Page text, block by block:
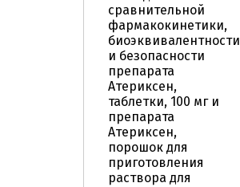
сравнительной
фармакокинетики,
биоэквивалентности
и безопасности
препарата
Атериксен,
таблетки, 100 мг и
препарата
Атериксен,
порошок для
приготовления
раствора для